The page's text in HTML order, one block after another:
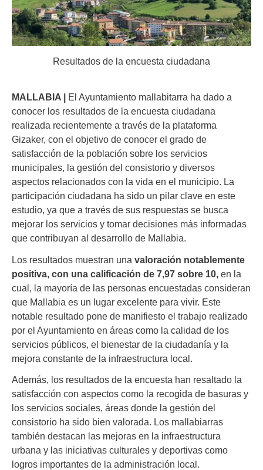
Resultados de la encuesta ciudadana
MALLABIA |
El Ayuntamiento mallabitarra ha dado a
conocer los resultados de la encuesta ciudadana
realizada recientemente a través de la plataforma
Gizaker, con el objetivo de conocer el grado de
satisfacción de la población sobre los servicios
municipales, la gestión del consistorio y diversos
aspectos relacionados con la vida en el municipio. La
participación ciudadana ha sido un pilar clave en este
estudio, ya que a través de sus respuestas se busca
mejorar los servicios y tomar decisiones más informadas
que contribuyan al desarrollo de Mallabia.
Los resultados muestran una valoración notablemente
positiva, con una calificación de 7,97 sobre 10, en la
cual, la mayoría de las personas encuestadas consideran
que Mallabia es un lugar excelente para vivir. Este
notable resultado pone de manifiesto el trabajo realizado
por el Ayuntamiento en áreas como la calidad de los
servicios públicos, el bienestar de la ciudadanía y la
mejora constante de la infraestructura local.
Además, los resultados de la encuesta han resaltado la
satisfacción con aspectos como la recogida de basuras y
los servicios sociales, áreas donde la gestión del
consistorio ha sido bien valorada. Los mallabiarras
también destacan las mejoras en la infraestructura
urbana y las iniciativas culturales y deportivas como
logros importantes de la administración local.